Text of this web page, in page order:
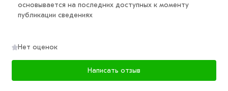
основывается на последних доступных к моменту
публикации сведениях
Нет оценок
Написать отзыв